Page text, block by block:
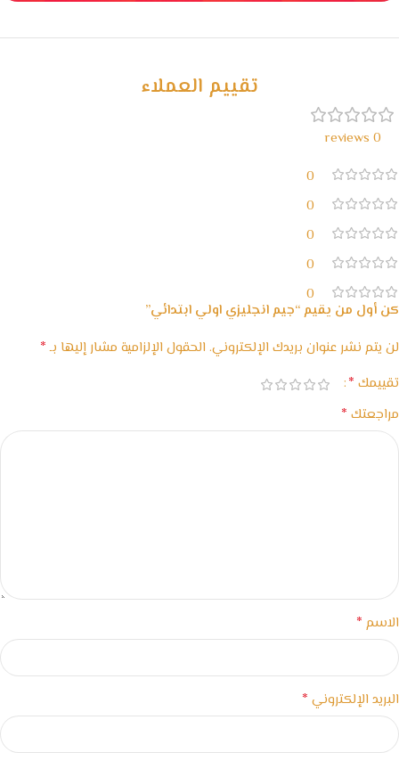
خصومات كبيرة
تقييم العملاء
0 reviews
0
0
0
0
0
كن أول من يقيم “جيم انجليزي اولي ابتدائي”
لن يتم نشر عنوان بريدك الإلكتروني. الحقول الإلزامية مشار إليها بـ*
تقييمك *
مراجعتك *
الاسم *
البريد الإلكتروني *